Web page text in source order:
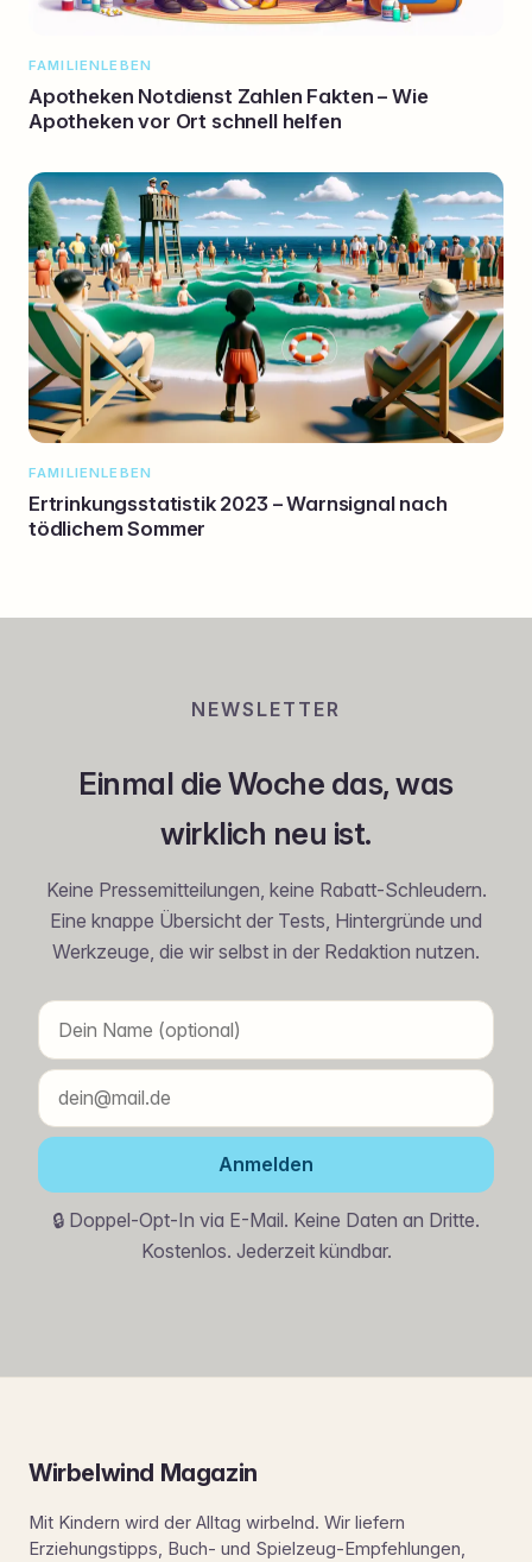
FAMILIENLEBEN
Apotheken Notdienst Zahlen Fakten – Wie
Apotheken vor Ort schnell helfen
FAMILIENLEBEN
Ertrinkungsstatistik 2023 – Warnsignal nach
tödlichem Sommer
NEWSLETTER
Einmal die Woche das, was
wirklich neu ist.
Keine Pressemitteilungen, keine Rabatt-Schleudern.
Eine knappe Übersicht der Tests, Hintergründe und
Werkzeuge, die wir selbst in der Redaktion nutzen.
Anmelden
🔒 Doppel-Opt-In via E-Mail. Keine Daten an Dritte.
Kostenlos. Jederzeit kündbar.
Wirbelwind Magazin
Mit Kindern wird der Alltag wirbelnd. Wir liefern
Erziehungstipps, Buch- und Spielzeug-Empfehlungen,